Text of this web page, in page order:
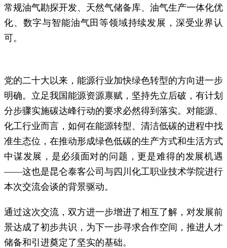
常规油气勘探开发、天然气储备库、油气生产一体化优
化、数字与智能油气田等领域持续发展，深受业界认
可。
党的二十大以来，能源行业加快绿色转型的方向进一步
明确。立足我国能源资源禀赋，坚持先立后破，有计划
分步骤实施碳达峰行动的要求必然得到落实。对能源、
化工行业而言，如何在能源转型、清洁低碳的进程中找
准生态位，在推动形成绿色低碳的生产方式和生活方式
中谋发展，是必须面对的问题，更是难得的发展机遇
——这也是昆仑泰客公司与四川化工职业技术学院进行
本次交流会谈的背景驱动。
通过这次交流，双方进一步增进了相互了解，对发展前
景达成了初步共识，为下一步寻求合作空间，推进人才
储备和引进奠定了坚实的基础。